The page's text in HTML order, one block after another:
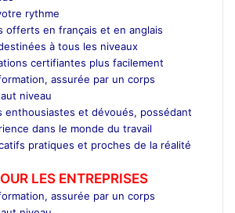
rythme
offerts en français et en anglais
à tous les niveaux
certifiantes plus facilement
assurée par un corps
niveau
enthousiastes et dévoués, possédant
dans le monde du travail
pratiques et proches de la réalité
LES ENTREPRISES
assurée par un corps